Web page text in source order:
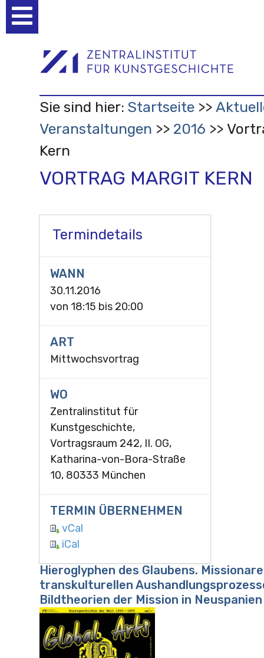
Werkzeuge
Sie sind hier: Startseite
Veranstaltungen
2016
Kern
VORTRAG MARGIT KERN
Termindetails
WANN
30.11.2016
von 18:15 bis 20:00
ART
Mittwochsvortrag
WO
Zentralinstitut für
Kunstgeschichte,
Vortragsraum 242, II. OG,
Katharina-von-Bora-Straße
10, 80333 München
TERMIN ÜBERNEHMEN
vCal
iCal
Hieroglyphen des Glaubens.
transkulturellen
Bildtheorien der Mission in